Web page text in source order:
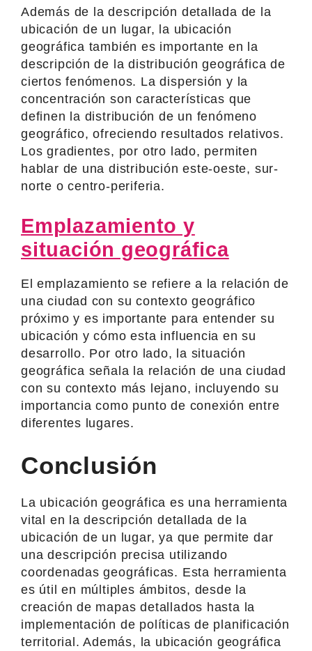
Además de la descripción detallada de la
ubicación de un lugar, la ubicación
geográfica también es importante en la
descripción de la distribución geográfica de
ciertos fenómenos. La dispersión y la
concentración son características que
definen la distribución de un fenómeno
geográfico, ofreciendo resultados relativos.
Los gradientes, por otro lado, permiten
hablar de una distribución este-oeste, sur-
norte o centro-periferia.
Emplazamiento y
situación geográfica
El emplazamiento se refiere a la relación de
una ciudad con su contexto geográfico
próximo y es importante para entender su
ubicación y cómo esta influencia en su
desarrollo. Por otro lado, la situación
geográfica señala la relación de una ciudad
con su contexto más lejano, incluyendo su
importancia como punto de conexión entre
diferentes lugares.
Conclusión
La ubicación geográfica es una herramienta
vital en la descripción detallada de la
ubicación de un lugar, ya que permite dar
una descripción precisa utilizando
coordenadas geográficas. Esta herramienta
es útil en múltiples ámbitos, desde la
creación de mapas detallados hasta la
implementación de políticas de planificación
territorial. Además, la ubicación geográfica